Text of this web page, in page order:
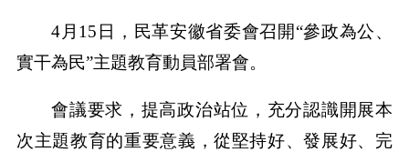
4月15日，民革安徽省委會召開“參政為公、
實干為民”主題教育動員部署會。
會議要求，提高政治站位，充分認識開展本
次主題教育的重要意義，從堅持好、發展好、完